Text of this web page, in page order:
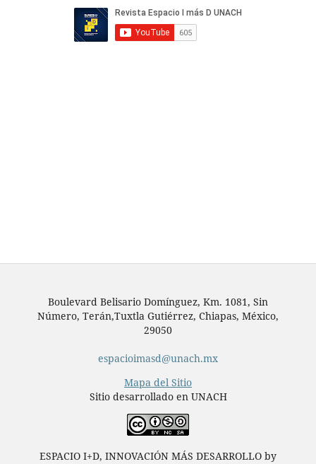
Boulevard Belisario Domínguez, Km. 1081, Sin
Número, Terán,Tuxtla Gutiérrez, Chiapas, México,
29050
espacioimasd@unach.mx
Mapa del Sitio
Sitio desarrollado en UNACH
ESPACIO I+D, INNOVACIÓN MÁS DESARROLLO by